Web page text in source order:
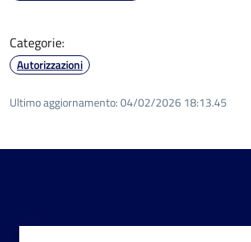
Categorie:
Autorizzazioni
Ultimo aggiornamento:04/02/2026 18:13.45